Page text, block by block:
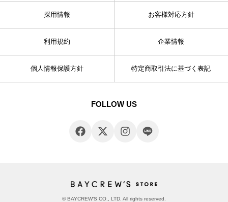
採用情報 お客様対応方針
利用規約 企業情報
個人情報保護方針 特定商取引法に基づく表記
FOLLOW US
© BAYCREW’S CO., LTD. All rights reserved.